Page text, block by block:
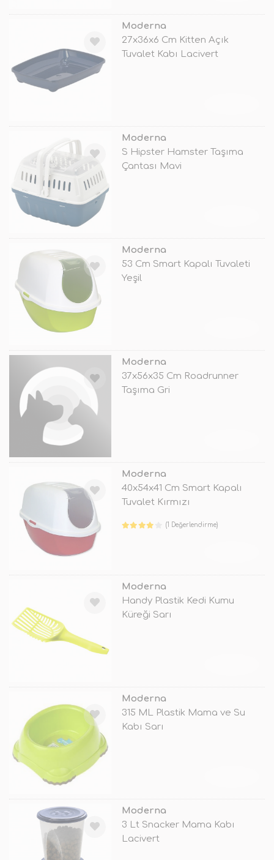
Moderna
27x36x6 Cm Kitten Açık
Tuvalet Kabı Lacivert
Moderna
S Hipster Hamster Taşıma
Çantası Mavi
Moderna
53 Cm Smart Kapalı Tuvaleti
Yeşil
Moderna
37x56x35 Cm Roadrunner
Taşıma Gri
Moderna
40x54x41 Cm Smart Kapalı
Tuvalet Kırmızı
(1 Değerlendirme)
Moderna
Handy Plastik Kedi Kumu
Küreği Sarı
Moderna
315 ML Plastik Mama ve Su
Kabı Sarı
Moderna
3 Lt Snacker Mama Kabı
Lacivert